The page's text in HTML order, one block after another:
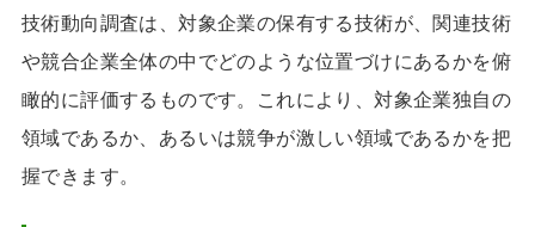
技術動向調査は、対象企業の保有する技術が、関連技術
や競合企業全体の中でどのような位置づけにあるかを俯
瞰的に評価するものです。これにより、対象企業独自の
領域であるか、あるいは競争が激しい領域であるかを把
握できます。